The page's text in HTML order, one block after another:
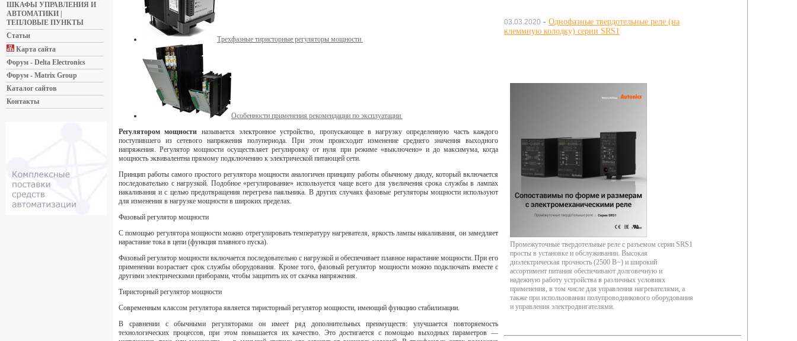
03.03.2020 - Однофазные твердотельные реле (на
клеммную колодку) серии SRS1
Промежуточные твердотельные реле с разъемом серии SRS1
просты в установке и обслуживании. Высокая
диэлектрическая прочность (2500 В~) и широкий
ассортимент питания обеспечивают долговечную и
надежную работу устройства в различных условиях
применения, в том числе для управления нагревателями, а
также при использовании полупроводникового оборудования
и управления электродвигателями.
ШКАФЫ УПРАВЛЕНИЯ И
АВТОМАТИКИ |
ТЕПЛОВЫЕ ПУНКТЫ
Статьи
Карта сайта
Форум - Delta Electronics
Форум - Matrix Group
Каталог сайтов
Контакты
Трехфазные тиристорные регуляторы мощности
Особенности применения рекомендации по эксплуатации
Регулятором мощности называется электронное устройство, пропускающее в нагрузку определенную часть каждого
поступившего из сетевого напряжения полупериода. При этом происходит изменение среднего значения выходного
напряжения. Регулятор мощности осуществляет регулировку от нуля при режиме «выключено» и до максимума, когда
мощность эквивалентна прямому подключению к электрической питающей сети.
Принцип работы самого простого регулятора мощности аналогичен принципу работы обычному диоду, который включается
последовательно с нагрузкой. Подобное «регулирование» используется чаще всего для увеличения срока службы в лампах
накаливания и с целью предотвращения перегрева паяльника. В других случаях фазовые регуляторы мощности используют
для изменения в нагрузке мощности в широких пределах.
Фазовый регулятор мощности
С помощью регулятора мощности можно отрегулировать температуру нагревателя, яркость лампы накаливания, он замедляет
нарастание тока в цепи (функция плавного пуска).
Фазовый регулятор мощности включается последовательно с нагрузкой и обеспечивает плавное нарастание мощности. При его
применении возрастает срок службы оборудования. Кроме того, фазовый регулятор мощности можно подключать вместе с
другими электрическими приборами, чтобы защитить их от скачка напряжения.
Тиристорный регулятор мощности
Современным классом регулятора является тиристорный регулятор мощности, имеющий функцию стабилизации.
В сравнении с обычными регуляторами он имеет ряд дополнительных преимуществ: улучшается повторяемость
технологических процессов, при этом повышается их качество. Это достигается с помощью выходных параметров —